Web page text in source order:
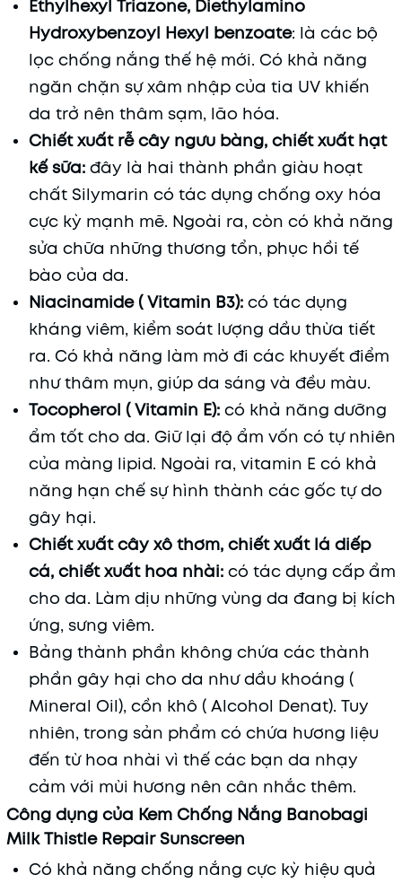
Ethylhexyl Triazone, Diethylamino
Hydroxybenzoyl Hexyl benzoate: là các bộ
lọc chống nắng thế hệ mới. Có khả năng
ngăn chặn sự xâm nhập của tia UV khiến
da trở nên thâm sạm, lão hóa.
Chiết xuất rễ cây ngưu bàng, chiết xuất hạt
kế sữa:đây là hai thành phần giàu hoạt
chất Silymarin có tác dụng chống oxy hóa
cực kỳ mạnh mẽ. Ngoài ra, còn có khả năng
sửa chữa những thương tổn, phục hồi tế
bào của da.
Niacinamide ( Vitamin B3):có tác dụng
kháng viêm, kiểm soát lượng dầu thừa tiết
ra. Có khả năng làm mờ đi các khuyết điểm
như thâm mụn, giúp da sáng và đều màu.
Tocopherol ( Vitamin E):có khả năng dưỡng
ẩm tốt cho da. Giữ lại độ ẩm vốn có tự nhiên
của màng lipid. Ngoài ra, vitamin E có khả
năng hạn chế sự hình thành các gốc tự do
gây hại.
Chiết xuất cây xô thơm, chiết xuất lá diếp
cá, chiết xuất hoa nhài:có tác dụng cấp ẩm
cho da. Làm dịu những vùng da đang bị kích
ứng, sưng viêm.
Bảng thành phần không chứa các thành
phần gây hại cho da như dầu khoáng (
Mineral Oil), cồn khô ( Alcohol Denat). Tuy
nhiên, trong sản phẩm có chứa hương liệu
đến từ hoa nhài vì thế các bạn da nhạy
cảm với mùi hương nên cân nhắc thêm.
Công dụng của Kem Chống Nắng Banobagi
Milk Thistle Repair Sunscreen
Có khả năng chống nắng cực kỳ hiệu quả